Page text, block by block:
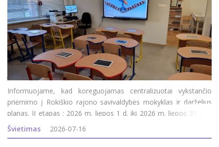
Informuojame, kad koreguojamas centralizuotai vykstančio
priėmimo į Rokiškio rajono savivaldybės mokyklas ir darželius
planas. II etapas : 2026 m. liepos 1 d. iki 2026 m. liepos 31 d. –
prašymų pildymas, koregavimas; 2026 m. rugpjūčio 1 d. iki 2026
m. rugpjūčio 5 d. – e
Švietimas 2026-07-16